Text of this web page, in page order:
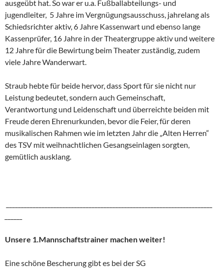
ausgeübt hat. So war er u.a. Fußballabteilungs- und
jugendleiter, 5 Jahre im Vergnügungsausschuss, jahrelang als
Schiedsrichter aktiv, 6 Jahre Kassenwart und ebenso lange
Kassenprüfer, 16 Jahre in der Theatergruppe aktiv und weitere
12 Jahre für die Bewirtung beim Theater zuständig, zudem
viele Jahre Wanderwart.
Straub hebte für beide hervor, dass Sport für sie nicht nur
Leistung bedeutet, sondern auch Gemeinschaft,
Verantwortung und Leidenschaft und überreichte beiden mit
Freude deren Ehrenurkunden, bevor die Feier, für deren
musikalischen Rahmen wie im letzten Jahr die „Alten Herren“
des TSV mit weihnachtlichen Gesangseinlagen sorgten,
gemütlich ausklang.
Unsere 1.Mannschaftstrainer machen weiter!
Eine schöne Bescherung gibt es bei der SG